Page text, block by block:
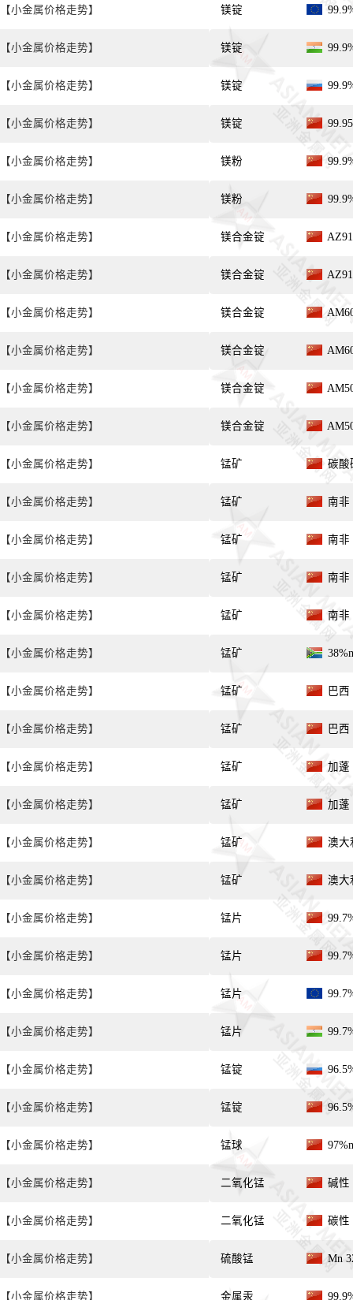
【小金属价格走势】
【小金属价格走势】
【小金属价格走势】
【小金属价格走势】
【小金属价格走势】
【小金属价格走势】
【小金属价格走势】
【小金属价格走势】
【小金属价格走势】
【小金属价格走势】
【小金属价格走势】
【小金属价格走势】
【小金属价格走势】
【小金属价格走势】
【小金属价格走势】
【小金属价格走势】
【小金属价格走势】
【小金属价格走势】
【小金属价格走势】
【小金属价格走势】
【小金属价格走势】
【小金属价格走势】
【小金属价格走势】
【小金属价格走势】
【小金属价格走势】
【小金属价格走势】
【小金属价格走势】
【小金属价格走势】
【小金属价格走势】
【小金属价格走势】
【小金属价格走势】
【小金属价格走势】
【小金属价格走势】
【小金属价格走势】
【小金属价格走势】
镁锭
镁锭
镁锭
镁锭
镁粉
镁粉
镁合金锭
镁合金锭
镁合金锭
镁合金锭
镁合金锭
镁合金锭
锰矿 碳酸
锰矿 南非
锰矿 南非
锰矿 南非
锰矿 南非
锰矿
锰矿 巴西
锰矿 巴西
锰矿 加蓬
锰矿 加蓬
锰矿 澳大
锰矿 澳大
锰片
锰片
锰片
锰片
锰锭
锰锭
锰球
二氧化锰 碱性
二氧化锰 碳性
硫酸锰 Mn
金属汞